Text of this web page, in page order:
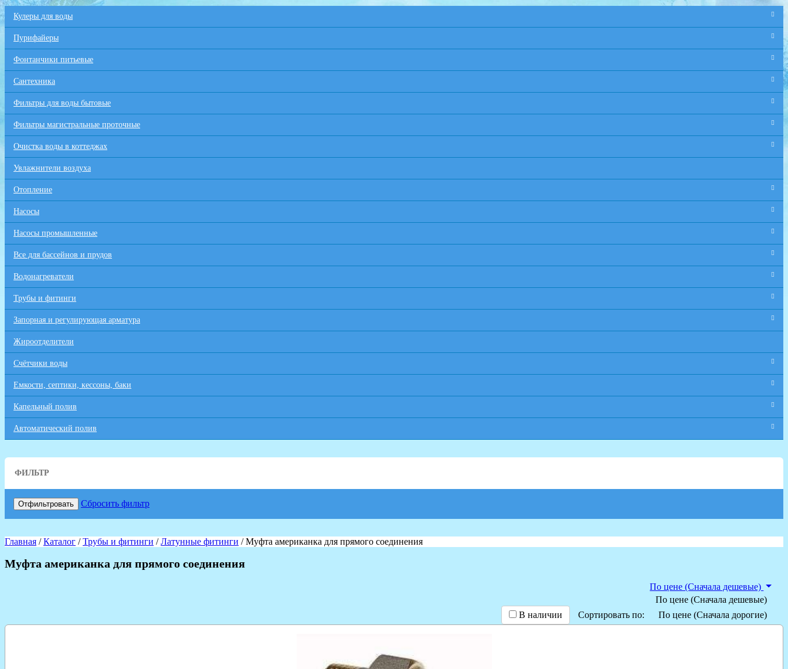
Кулеры для воды
Пурифайеры
Фонтанчики питьевые
Сантехника
Фильтры для воды бытовые
Фильтры магистральные проточные
Очистка воды в коттеджах
Увлажнители воздуха
Отопление
Насосы
Насосы промышленные
Все для бaссейнов и прудов
Водонагреватели
Трубы и фитинги
Запорная и регулирующая арматура
Жироотделители
Счётчики воды
Емкости, септики, кессоны, баки
Капельный полив
Автоматический полив
ФИЛЬТР
Отфильтровать Сбросить фильтр
Главная /Каталог /Трубы и фитинги /Латунные фитинги / Муфта американка для прямого соединения
Муфта американка для прямого соединения
В наличии Сортировать по:
По цене (Сначала дешевые)
По цене (Сначала дешевые)
По цене (Сначала дорогие)